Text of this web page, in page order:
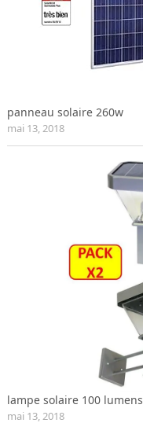
panneau solaire 260w
mai 13, 2018
lampe solaire 100 lumens
mai 13, 2018